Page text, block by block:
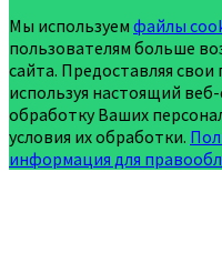
Мы используем файлы
пользователям больше
сайта. Предоставляя
используя настоящий
обработку Ваших
условия их обработки.
информация для